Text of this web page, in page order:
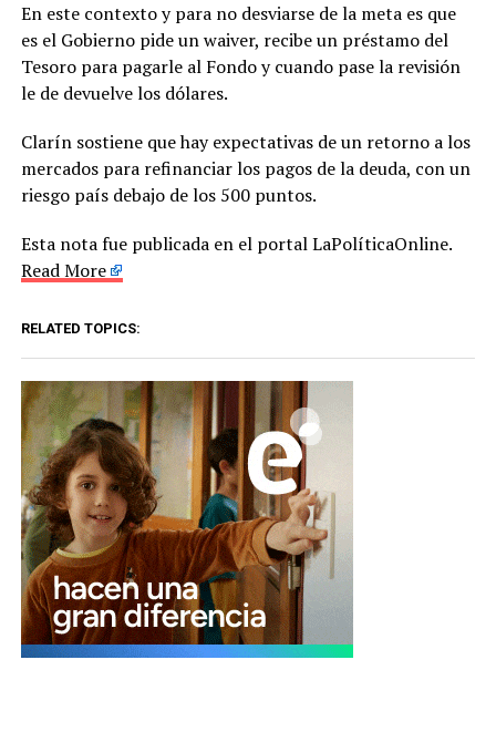
En este contexto y para no desviarse de la meta es que
es el Gobierno pide un waiver, recibe un préstamo del
Tesoro para pagarle al Fondo y cuando pase la revisión
le de devuelve los dólares.
Clarín sostiene que hay expectativas de un retorno a los
mercados para refinanciar los pagos de la deuda, con un
riesgo país debajo de los 500 puntos.
Esta nota fue publicada en el portal LaPolíticaOnline.
Read More
RELATED TOPICS: